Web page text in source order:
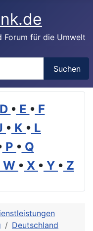
Forum für die Umwelt
Suchen
D • E • F
• K • L
P • Q
W • X • Y • Z
Deutschland